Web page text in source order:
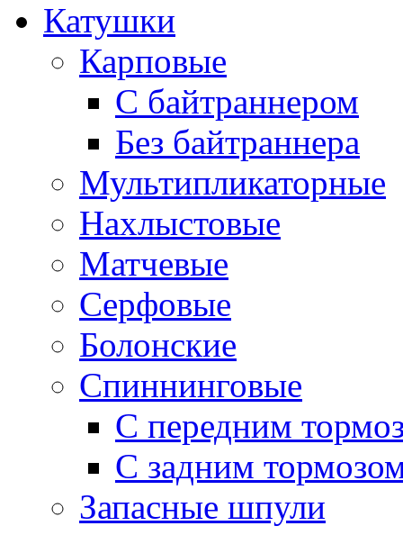
Катушки
Карповые
С байтраннером
Без байтраннера
Мультипликаторные
Нахлыстовые
Матчевые
Серфовые
Болонские
Спиннинговые
С передним
С задним
Запасные шпули